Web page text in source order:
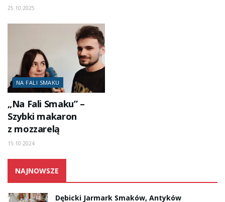
25.10.2025
NA FALI SMAKU
„Na Fali Smaku” –
Szybki makaron
z mozzarelą
15.10.2024
NAJNOWSZE
Dębicki Jarmark Smaków, Antyków